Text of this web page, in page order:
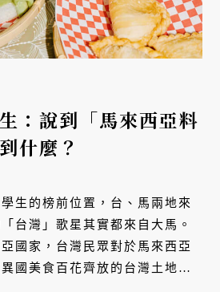
：說到「馬來西亞料
什麼？
生的榜前位置，台、馬兩地來
台灣」歌星其實都來自大馬。
國家，台灣民眾對於馬來西亞
國美食百花齊放的台灣土地